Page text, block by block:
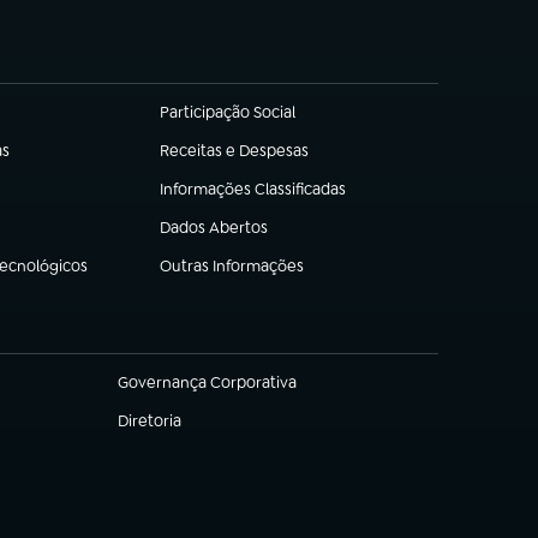
Participação Social
(abre em nova aba)
Receitas e Despesas
(abre em nova aba)
Informações Classificadas
(abre em nova aba)
Dados Abertos
(abre em nova aba)
Outras Informações
(abre em nova aba)
Governança Corporativa
(abre em nova aba)
Diretoria
(abre em nova aba)